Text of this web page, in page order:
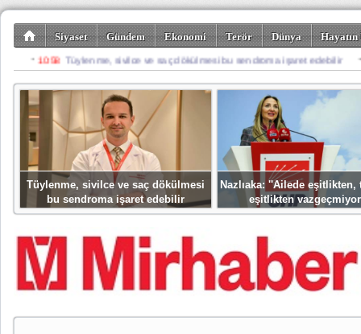
Siyaset Gündem Ekonomi Terör Dünya
Kültür-Sanat
Bilim-Teknoloji Gezi-Turizm Spor Misafir
Tüylenme, sivilce ve saç dökülmesi
bu sendroma işaret edebilir
Nazlıaka: ''Ailede eşitlikten,
eşitlikten